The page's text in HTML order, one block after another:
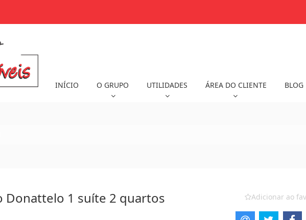
INÍCIO O GRUPO UTILIDADES ÁREA DO CLIENTE BLOG
Donattelo 1 suíte 2 quartos Adicionar ao